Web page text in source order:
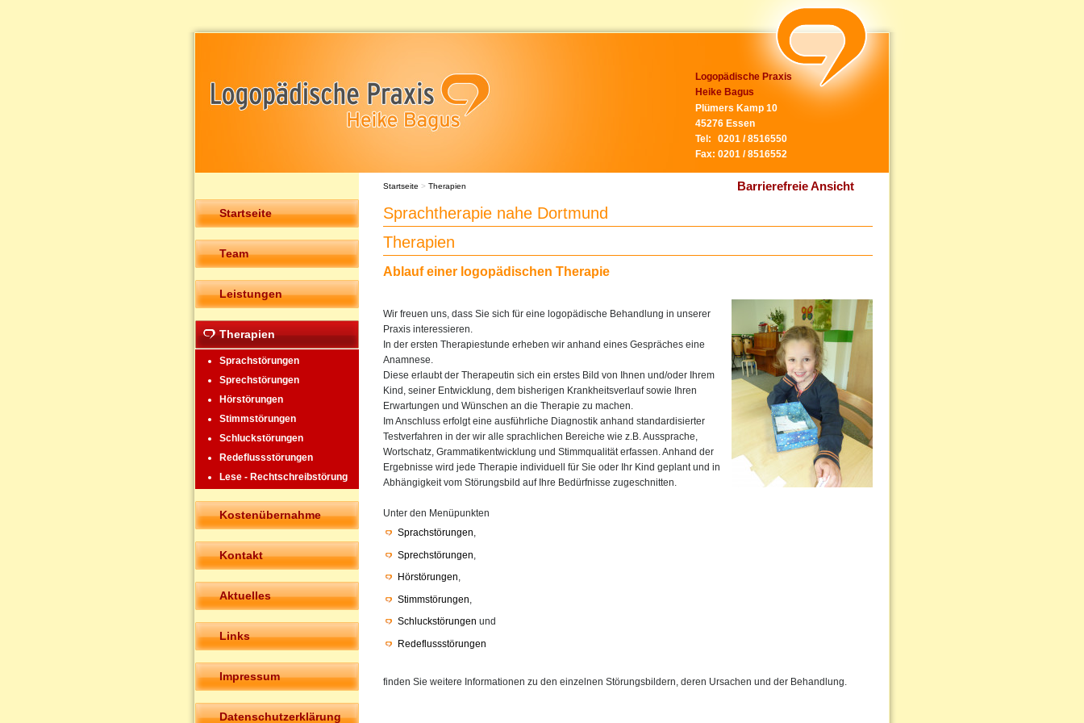
Logopädische Praxis
Heike Bagus
Plümers Kamp 10
45276 Essen
Tel:
0201 / 8516550
Fax: 0201 / 8516552
Barrierefreie Ansicht
Startseite
Team
Leistungen
Therapien
Sprachstörungen
Sprechstörungen
Hörstörungen
Stimmstörungen
Schluckstörungen
Redeflussstörungen
Lese - Rechtschreibstörung
Kostenübernahme
Kontakt
Aktuelles
Links
Impressum
Datenschutzerklärung
Startseite > Therapien
Sprachtherapie nahe Dortmund
Therapien
Ablauf einer logopädischen Therapie
Wir freuen uns, dass Sie sich für eine logopädische Behandlung in unserer
Praxis interessieren.
In der ersten Therapiestunde erheben wir anhand eines Gespräches eine
Anamnese.
Diese erlaubt der Therapeutin sich ein erstes Bild von Ihnen und/oder Ihrem
Kind, seiner Entwicklung, dem bisherigen Krankheitsverlauf sowie Ihren
Erwartungen und Wünschen an die Therapie zu machen.
Im Anschluss erfolgt eine ausführliche Diagnostik anhand standardisierter
Testverfahren in der wir alle sprachlichen Bereiche wie z.B. Aussprache,
Wortschatz, Grammatikentwicklung und Stimmqualität erfassen. Anhand der
Ergebnisse wird jede Therapie individuell für Sie oder Ihr Kind geplant und in
Abhängigkeit vom Störungsbild auf Ihre Bedürfnisse zugeschnitten.
Unter den Menüpunkten
Sprachstörungen,
Sprechstörungen
Hörstörungen,
Stimmstörungen
Schluckstörungen und
Redeflussstörungen
finden Sie weitere Informationen zu den einzelnen Störungsbildern, deren Ursachen und der Behandlung.